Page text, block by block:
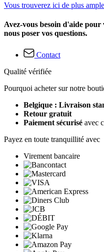
Vous trouverez ici de plus
Avez-vous besoin d'aide pour
nous poser vos questions.
Contact
Qualité vérifiée
Pourquoi acheter sur notre
Belgique : Livraison
Retour gratuit
Paiement sécurisé avec
Payez en toute tranquillité avec
Virement bancaire